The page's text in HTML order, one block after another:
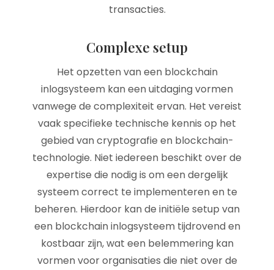
transacties.
Complexe setup
Het opzetten van een blockchain
inlogsysteem kan een uitdaging vormen
vanwege de complexiteit ervan. Het vereist
vaak specifieke technische kennis op het
gebied van cryptografie en blockchain-
technologie. Niet iedereen beschikt over de
expertise die nodig is om een dergelijk
systeem correct te implementeren en te
beheren. Hierdoor kan de initiële setup van
een blockchain inlogsysteem tijdrovend en
kostbaar zijn, wat een belemmering kan
vormen voor organisaties die niet over de